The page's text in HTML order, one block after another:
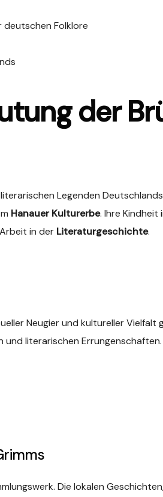
deutschen Folklore
der
Legenden
Hanauer Kulturerbe. Ihre
in der Literaturgeschichte.
Neugier und kultureller
literarischen
Die lokalen